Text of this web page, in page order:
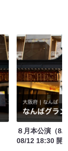
８月本公演（8/
08/12 18:30 開